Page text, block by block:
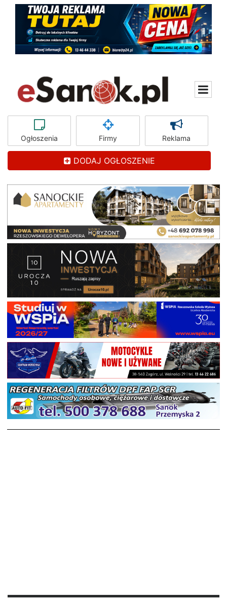
Ogłoszenia Firmy Reklama
DODAJ OGŁOSZENIE